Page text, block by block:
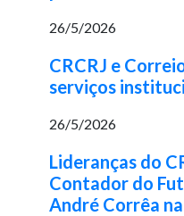
26/5/2026
CRCRJ e
serviços
26/5/2026
Lideranças do
Contador do
André Corrêa